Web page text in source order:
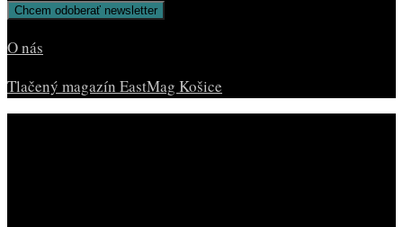
O nás
Tlačený magazín EastMag Košice